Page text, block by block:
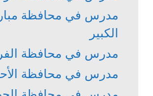
مدرس في محافظة
الكبير
مدرس في محافظة
مدرس في محافظة